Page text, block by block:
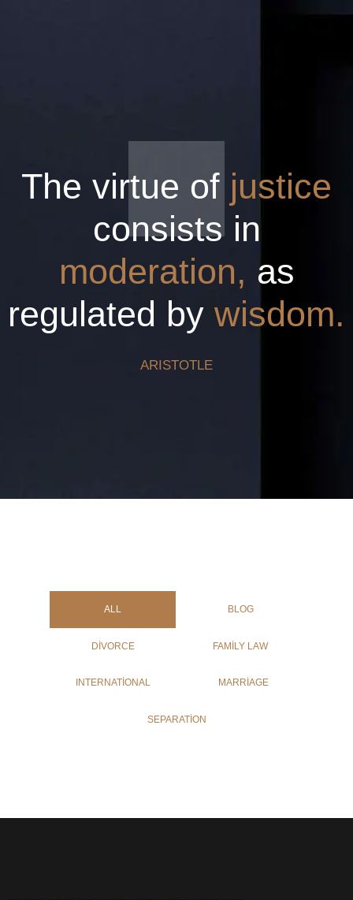
The virtue of justice
consists in
moderation, as
regulated by wisdom.
ARISTOTLE
ALL BLOG
DIVORCE FAMILY LAW
INTERNATIONAL MARRIAGE
SEPARATION